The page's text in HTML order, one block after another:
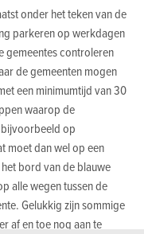
onder het teken van de
parkeren op werkdagen
gemeentes controleren
de gemeenten mogen
een minimumtijd van 30
waarop de
op
moet dan wel op een
bord van de blauwe
alle wegen tussen de
Gelukkig zijn sommige
af en toe nog aan te